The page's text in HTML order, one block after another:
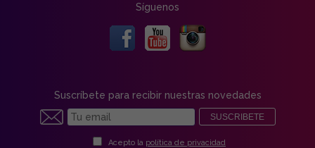
Síguenos
Suscríbete para recibir nuestras novedades
SUSCRIBETE
Acepto la política de privacidad